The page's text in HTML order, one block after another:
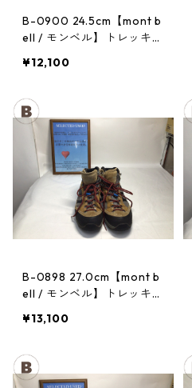
B-0900 24.5cm【mont b
ell / モンベル】トレッキン
ルーザー レディースRDV
¥12,100
B-0898 27.0cm【mont b
ell / モンベル】トレッキン
ティトンブーツ メンズ GR
¥13,100